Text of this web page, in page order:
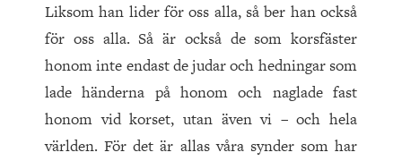
Liksom han lider för oss alla, så ber han också
för oss alla. Så är också de som korsfäster
honom inte endast de judar och hedningar som
lade händerna på honom och naglade fast
honom vid korset, utan även vi – och hela
världen. För det är allas våra synder som har